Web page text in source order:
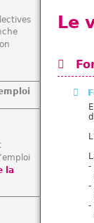
s
e
Le
-
-
-
la